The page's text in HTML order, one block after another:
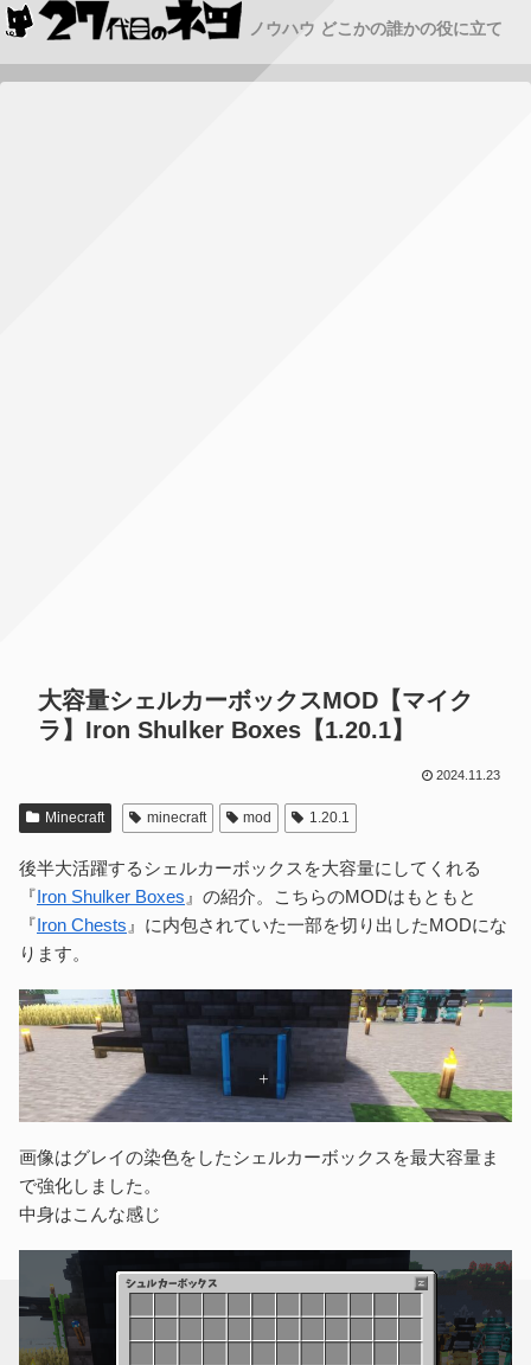
ノウハウ どこかの誰かの役に立て
大容量シェルカーボックスMOD【マイク
ラ】Iron Shulker Boxes【1.20.1】
2024.11.23
Minecraft minecraft mod 1.20.1
後半大活躍するシェルカーボックスを大容量にしてくれる
『Iron Shulker Boxes 』の紹介。こちらのMODはもともと
『Iron Chests 』に内包されていた一部を切り出したMODにな
ります。
画像はグレイの染色をしたシェルカーボックスを最大容量ま
で強化しました。
中身はこんな感じ